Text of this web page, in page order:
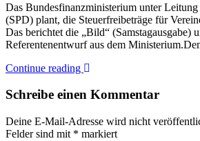
Das Bundesfinanzministerium unter
(SPD) plant, die Steuerfreibeträge für
Das berichtet die „Bild“ (Samstagausgabe)
Referentenentwurf aus dem
Continue reading
Schreibe einen Kommentar
Deine E-Mail-Adresse wird nicht
Felder sind mit * markiert